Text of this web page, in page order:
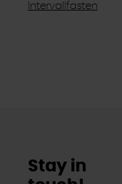
Intervallfasten
Stay in